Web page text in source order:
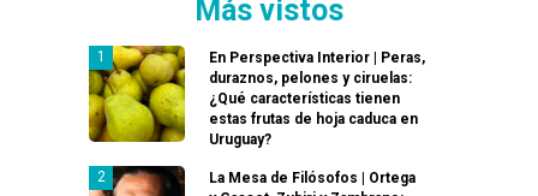
Más vistos
En Perspectiva Interior | Peras,
duraznos, pelones y ciruelas:
¿Qué características tienen
estas frutas de hoja caduca en
Uruguay?
La Mesa de Filósofos | Ortega